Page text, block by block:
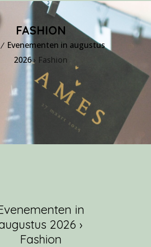
FASHION
Evenementen in augustus
2026› Fashion
in
2026 ›
Fashion